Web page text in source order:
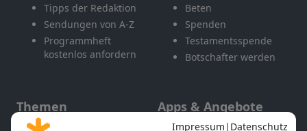
Tipps der Redaktion
Sendungen von A-Z
Programmheft
kostenlos anfordern
Beten
Spenden
Testamentsspende
Botschafter werden
Themen Apps & Angebote